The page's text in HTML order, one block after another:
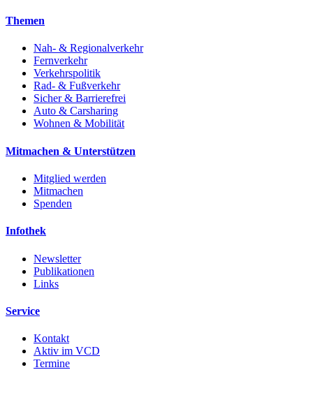
Themen
Nah- & Regionalverkehr
Fernverkehr
Verkehrspolitik
Rad- & Fußverkehr
Sicher & Barrierefrei
Auto & Carsharing
Wohnen & Mobilität
Mitmachen & Unterstützen
Mitglied werden
Mitmachen
Spenden
Infothek
Newsletter
Publikationen
Links
Service
Kontakt
Aktiv im VCD
Termine